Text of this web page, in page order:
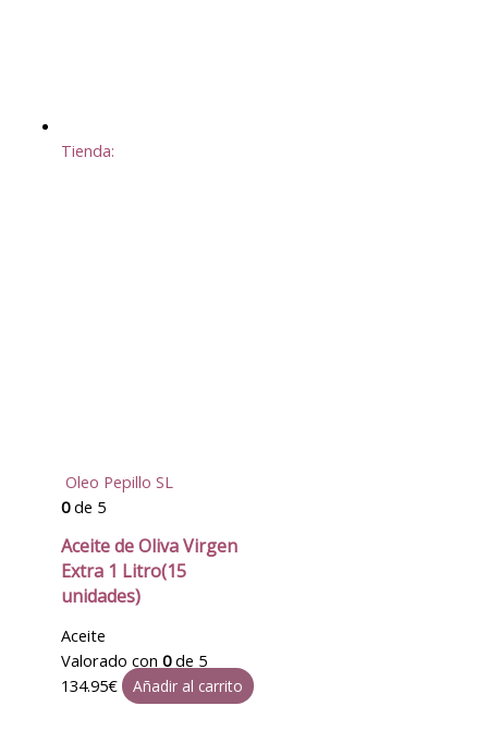
Tienda:
Oleo Pepillo SL
0de 5
Aceite de Oliva Virgen
Extra 1 Litro(15
unidades)
Aceite
Valorado con 0de 5
134.95€ Añadir al carrito